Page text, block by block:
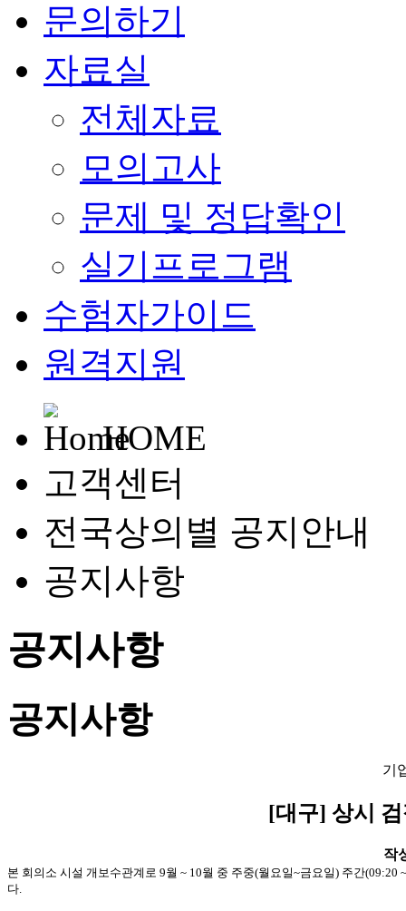
문의하기
자료실
전체자료
모의고사
문제 및 정답확인
실기프로그램
수험자가이드
원격지원
HOME
고객센터
전국상의별 공지안내
공지사항
공지사항
공지사항
기
[대구] 상시
작
본 회의소 시설 개보수관계로 9월 ~ 10월 중 주중(월요일~금요일) 주간(09:20
다.